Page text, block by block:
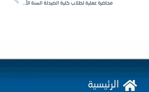
محاضرة عملية لطلاب كلية الصيدلة السنة الأولى
الرئيسية